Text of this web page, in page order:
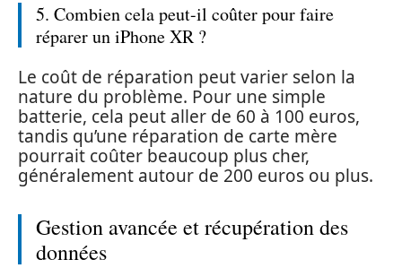
5. Combien cela peut-il coûter pour faire
réparer un iPhone XR ?
Le coût de réparation peut varier selon la
nature du problème. Pour une simple
batterie, cela peut aller de 60 à 100 euros,
tandis qu’une réparation de carte mère
pourrait coûter beaucoup plus cher,
généralement autour de 200 euros ou plus.
Gestion avancée et récupération des
données